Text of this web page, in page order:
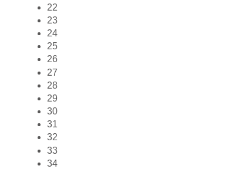
22
23
24
25
26
27
28
29
30
31
32
33
34